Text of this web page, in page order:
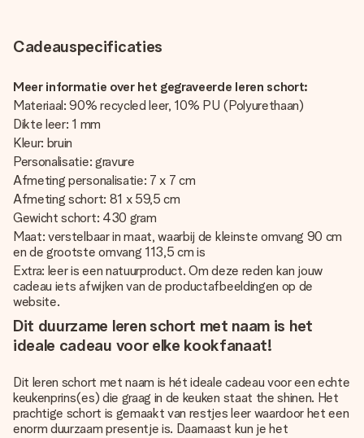
Cadeauspecificaties
Meer informatie over het gegraveerde leren schort:
Materiaal: 90% recycled leer, 10% PU (Polyurethaan)
Dikte leer: 1 mm
Kleur: bruin
Personalisatie: gravure
Afmeting personalisatie: 7 x 7 cm
Afmeting schort: 81 x 59,5 cm
Gewicht schort: 430 gram
Maat: verstelbaar in maat, waarbij de kleinste omvang 90 cm
en de grootste omvang 113,5 cm is
Extra: leer is een natuurproduct. Om deze reden kan jouw
cadeau iets afwijken van de productafbeeldingen op de
website.
Dit duurzame leren schort met naam is het
ideale cadeau voor elke kookfanaat!
Dit leren schort met naam is hét ideale cadeau voor een echte
keukenprins(es) die graag in de keuken staat the shinen. Het
prachtige schort is gemaakt van restjes leer waardoor het een
enorm duurzaam presentje is. Daarnaast kun je het